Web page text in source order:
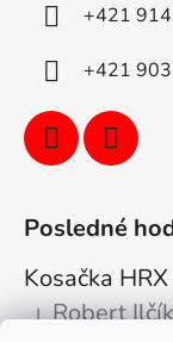
+421
+421
Posledné
Kosačka
Hodnotenie
| Robert Ilčík